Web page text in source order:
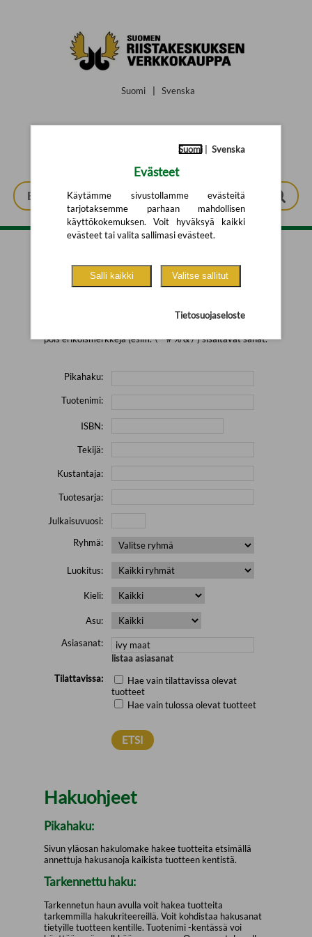
Suomi Svenska
Tarkennettu haku
pois erikoismerkkejä (esim. \' " # % & / ) sisältävät sanat.
Pikahaku:
Tuotenimi:
ISBN:
Tekijä:
Kustantaja:
Tuotesarja:
Julkaisuvuosi:
Ryhmä:
Luokitus:
Kieli:
Asu:
Asiasanat:
listaa asiasanat
Tilattavissa:
Hae vain tilattavissa olevat
tuotteet
Hae vain tulossa olevat tuotteet
Hakuohjeet
Pikahaku:
Sivun yläosan hakulomake hakee tuotteita etsimällä
annettuja hakusanoja kaikista tuotteen kentistä.
Tarkennettu haku:
Tarkennetun haun avulla voit hakea tuotteita
tarkemmilla hakukriteereillä. Voit kohdistaa hakusanat
tietyille tuotteen kentille. Tuotenimi -kentässä voi
Suomi| Svenska
Evästeet
Käytämme sivustollamme evästeitä
tarjotaksemme parhaan mahdollisen
käyttökokemuksen. Voit hyväksyä kaikki
evästeet tai valita sallimasi evästeet.
Salli kaikki Valitse sallitut
Tietosuojaseloste